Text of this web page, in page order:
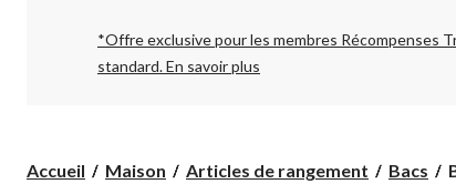
pour
changer
*Offre exclusive pour les membres Récompenses
standard.En savoir plus
Accueil Maison Articles de rangement Bacs